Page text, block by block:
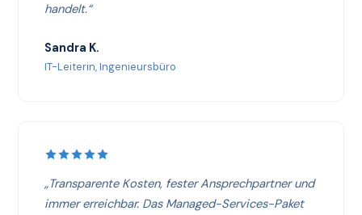
handelt.“
Sandra K.
IT-Leiterin, Ingenieursbüro
„Transparente Kosten, fester Ansprechpartner und
immer erreichbar. Das Managed-Services-Paket